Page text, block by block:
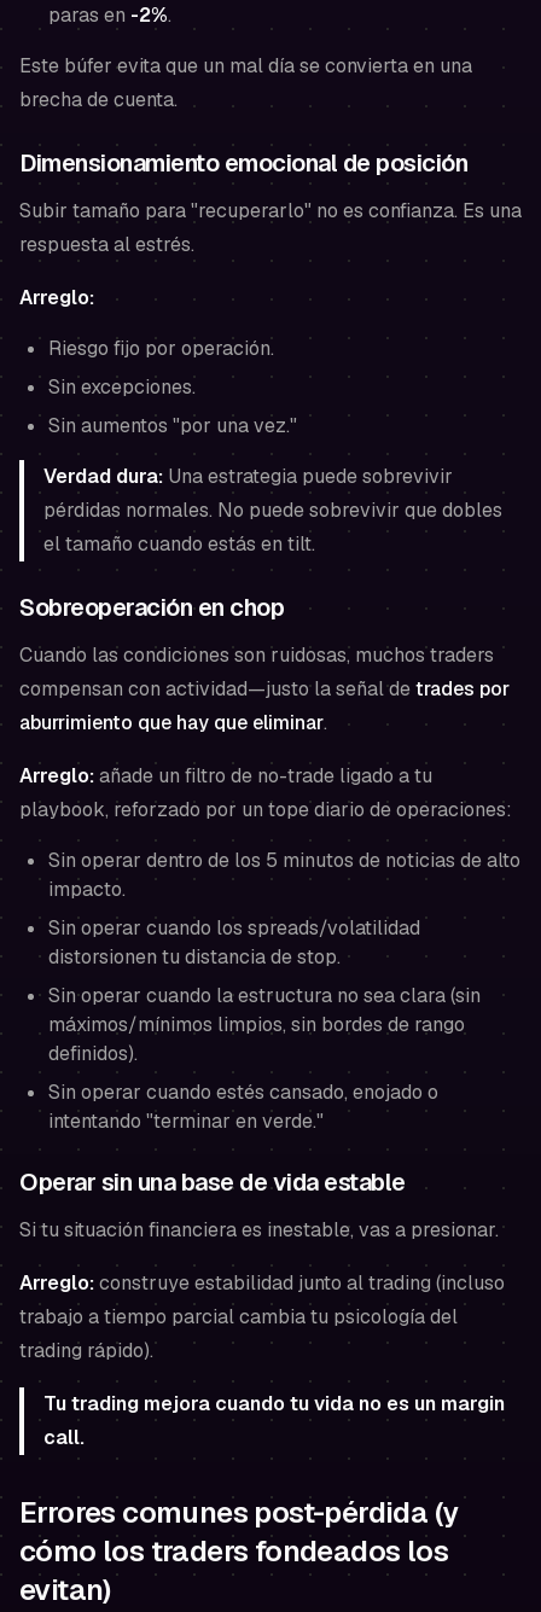
paras en -2%.
Este búfer evita que un mal día se convierta en una
brecha de cuenta.
Dimensionamiento emocional de posición
Subir tamaño para "recuperarlo" no es confianza. Es una
respuesta al estrés.
Arreglo:
Riesgo fijo por operación.
Sin excepciones.
Sin aumentos "por una vez."
Verdad dura: Una estrategia puede sobrevivir
pérdidas normales. No puede sobrevivir que dobles
el tamaño cuando estás en tilt.
Sobreoperación en chop
Cuando las condiciones son ruidosas, muchos traders
compensan con actividad—justo la señal detrades por
aburrimiento que hay que eliminar.
Arreglo:añade un filtro de no-trade ligado a tu
playbook, reforzado por un tope diario de operaciones:
Sin operar dentro de los 5 minutos de noticias de alto
impacto.
Sin operar cuando los spreads/volatilidad
distorsionen tu distancia de stop.
Sin operar cuando la estructura no sea clara (sin
máximos/mínimos limpios, sin bordes de rango
definidos).
Sin operar cuando estés cansado, enojado o
intentando "terminar en verde."
Operar sin una base de vida estable
Si tu situación financiera es inestable, vas a presionar.
Arreglo:construye estabilidad junto al trading (incluso
trabajo a tiempo parcial cambia tu psicología del
trading rápido).
Tu trading mejora cuando tu vida no es un margin
call.
Errores comunes post-pérdida (y
cómo los traders fondeados los
evitan)